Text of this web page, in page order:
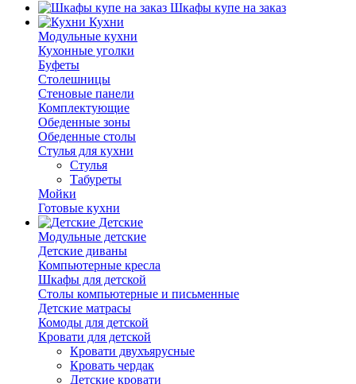
Шкафы купе на заказ
Кухни
Модульные кухни
Кухонные уголки
Буфеты
Столешницы
Стеновые панели
Комплектующие
Обеденные зоны
Обеденные столы
Стулья для кухни
Cтулья
Табуреты
Мойки
Готовые кухни
Детские
Модульные детские
Детские диваны
Компьютерные кресла
Шкафы для детской
Столы компьютерные и письменные
Детские матрасы
Комоды для детской
Кровати для детской
Кровати двухъярусные
Кровать чердак
Детские кровати